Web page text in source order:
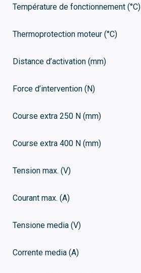
Température de fonctionnement (°C)
Thermoprotection moteur (°C)
Distance d’activation (mm)
Force d’intervention (N)
Course extra 250 N (mm)
Course extra 400 N (mm)
Tension max. (V)
Courant max. (A)
Tensione media (V)
Corrente media (A)